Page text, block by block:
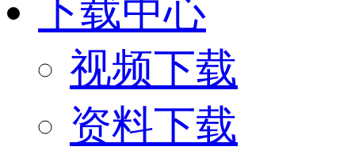
下载中心
视频下载
资料下载